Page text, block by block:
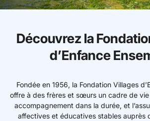
Mon espace donateur
Découvrez la
d’Enfance
Fondée en 1956, la Fondation Villages
offre à des frères et sœurs un cadre de
accompagnement dans la durée, et
affectives et éducatives stables auprès